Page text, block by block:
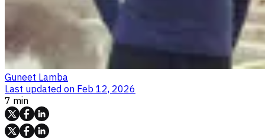
Guneet Lamba
Last updated on Feb 12, 2026
7 min